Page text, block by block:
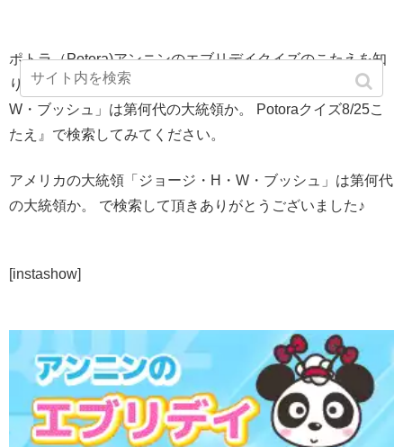
ポトラ（Potora)アンニンのエブリデイクイズのこたえを知
りたいときは問題の『アメリカの大統領「ジョージ・H・
W・ブッシュ」は第何代の大統領か。 Potoraクイズ8/25こ
たえ』で検索してみてください。
アメリカの大統領「ジョージ・H・W・ブッシュ」は第何代
の大統領か。 で検索して頂きありがとうございました♪
[instashow]